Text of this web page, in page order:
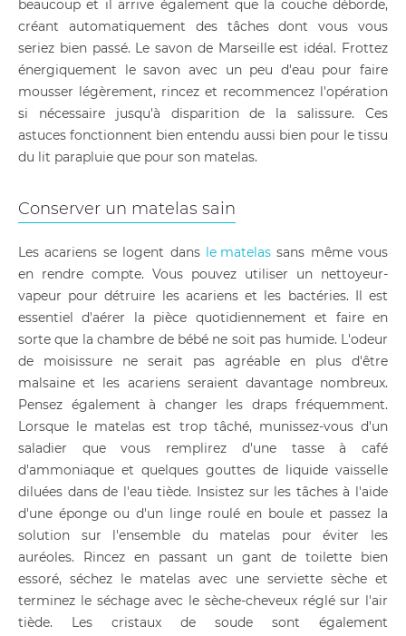
beaucoup et il arrive également que la couche déborde,
créant automatiquement des tâches dont vous vous
seriez bien passé. Le savon de Marseille est idéal. Frottez
énergiquement le savon avec un peu d'eau pour faire
mousser légèrement, rincez et recommencez l'opération
si nécessaire jusqu'à disparition de la salissure. Ces
astuces fonctionnent bien entendu aussi bien pour le tissu
du lit parapluie que pour son matelas.
Conserver un matelas sain
Les acariens se logent dans le matelassans même vous
en rendre compte. Vous pouvez utiliser un nettoyeur-
vapeur pour détruire les acariens et les bactéries. Il est
essentiel d'aérer la pièce quotidiennement et faire en
sorte que la chambre de bébé ne soit pas humide. L'odeur
de moisissure ne serait pas agréable en plus d'être
malsaine et les acariens seraient davantage nombreux.
Pensez également à changer les draps fréquemment.
Lorsque le matelas est trop tâché, munissez-vous d'un
saladier que vous remplirez d'une tasse à café
d'ammoniaque et quelques gouttes de liquide vaisselle
diluées dans de l'eau tiède. Insistez sur les tâches à l'aide
d'une éponge ou d'un linge roulé en boule et passez la
solution sur l'ensemble du matelas pour éviter les
auréoles. Rincez en passant un gant de toilette bien
essoré, séchez le matelas avec une serviette sèche et
terminez le séchage avec le sèche-cheveux réglé sur l'air
tiède. Les cristaux de soude sont également